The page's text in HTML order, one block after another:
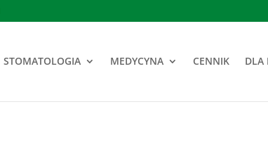
STOMATOLOGIA MEDYCYNA CENNIK DLA